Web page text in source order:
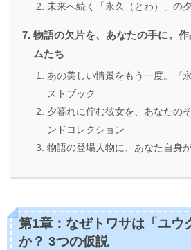
未来へ続く「永久（とわ）」の
物語の欠片を、あなたの手に。
ムたち
あの美しい情景をもう一度。『
ストブック
夕暮れに佇む彼女を、あなたの
ンドコレクション
物語の登場人物に、あなた自身
第1章：なぜトワサは「ユウ
か？ 3つの仮説